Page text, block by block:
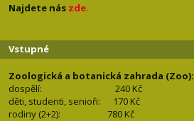
Najdete nás zde.
Vstupné
Zoologická a botanická zahrada (Zoo):
dospělí:
240 Kč
děti, studenti, senioři: 170 Kč
rodiny (2+2): 780 Kč